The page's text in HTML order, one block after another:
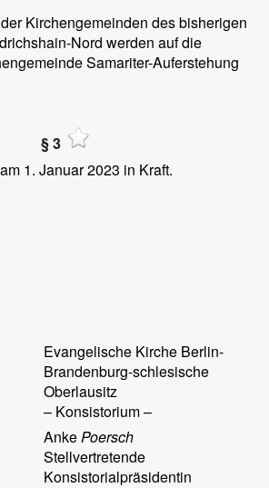
Kirchengemeinden des bisherigen
Nord werden auf die
Samariter-Auferstehung
§ 3
1. Januar 2023 in Kraft.
Evangelische Kirche Berlin-
Brandenburg-schlesische
Oberlausitz
– Konsistorium –
AnkePoersch
Stellvertretende
Konsistorialpräsidentin